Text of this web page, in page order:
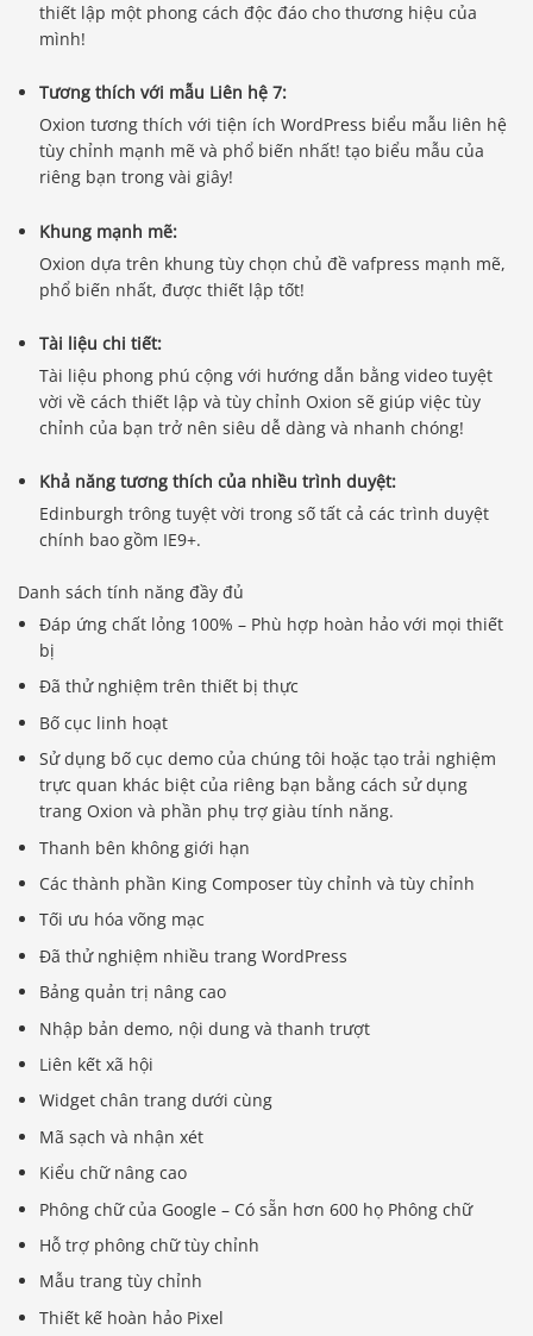
thiết lập một phong cách độc đáo cho thương hiệu của
mình!
Tương thích với mẫu Liên hệ 7:
Oxion tương thích với tiện ích WordPress biểu mẫu liên hệ
tùy chỉnh mạnh mẽ và phổ biến nhất! tạo biểu mẫu của
riêng bạn trong vài giây!
Khung mạnh mẽ:
Oxion dựa trên khung tùy chọn chủ đề vafpress mạnh mẽ,
phổ biến nhất, được thiết lập tốt!
Tài liệu chi tiết:
Tài liệu phong phú cộng với hướng dẫn bằng video tuyệt
vời về cách thiết lập và tùy chỉnh Oxion sẽ giúp việc tùy
chỉnh của bạn trở nên siêu dễ dàng và nhanh chóng!
Khả năng tương thích của nhiều trình duyệt:
Edinburgh trông tuyệt vời trong số tất cả các trình duyệt
chính bao gồm IE9+.
Danh sách tính năng đầy đủ
Đáp ứng chất lỏng 100% – Phù hợp hoàn hảo với mọi thiết
bị
Đã thử nghiệm trên thiết bị thực
Bố cục linh hoạt
Sử dụng bố cục demo của chúng tôi hoặc tạo trải nghiệm
trực quan khác biệt của riêng bạn bằng cách sử dụng
trang Oxion và phần phụ trợ giàu tính năng.
Thanh bên không giới hạn
Các thành phần King Composer tùy chỉnh và tùy chỉnh
Tối ưu hóa võng mạc
Đã thử nghiệm nhiều trang WordPress
Bảng quản trị nâng cao
Nhập bản demo, nội dung và thanh trượt
Liên kết xã hội
Widget chân trang dưới cùng
Mã sạch và nhận xét
Kiểu chữ nâng cao
Phông chữ của Google – Có sẵn hơn 600 họ Phông chữ
Hỗ trợ phông chữ tùy chỉnh
Mẫu trang tùy chỉnh
Thiết kế hoàn hảo Pixel